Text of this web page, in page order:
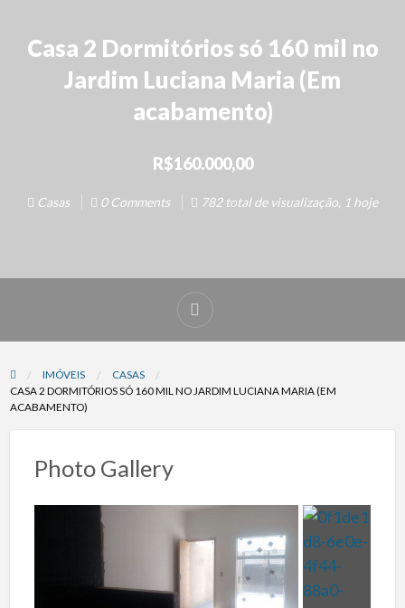
Casa 2 Dormitórios só 160 mil no
Jardim Luciana Maria (Em
acabamento)
R$160.000,00
Casas 0 Comments 782 total de visualização, 1 hoje
IMÓVEIS
CASAS
CASA 2 DORMITÓRIOS SÓ 160 MIL NO JARDIM LUCIANA MARIA (EM
ACABAMENTO)
Photo Gallery